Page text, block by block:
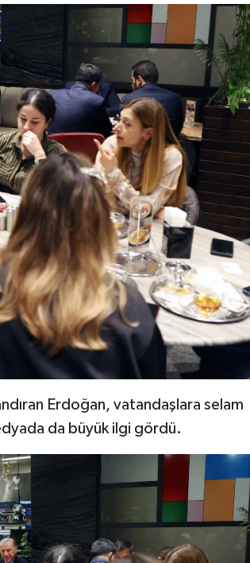
Erdoğan, vatandaşlara selam
da büyük ilgi gördü.